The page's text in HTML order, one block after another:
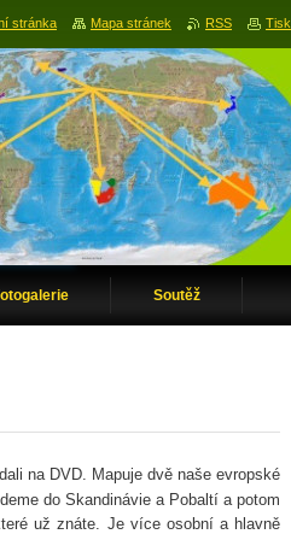
Soutěž
na DVD. Mapuje dvě naše evropské
do Skandinávie a Pobaltí a potom
už znáte. Je více osobní a hlavně
stránka Mapa stránek RSS Tisk